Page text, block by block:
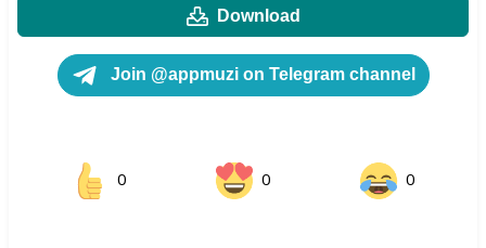
Download
Join @appmuzi on Telegram channel
0 0 0